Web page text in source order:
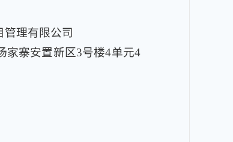
理有限公司
寨安置新区3号楼4单元4